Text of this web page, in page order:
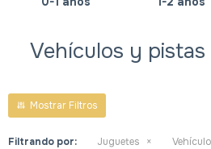
Vehículos y
Filtrando por: Juguetes